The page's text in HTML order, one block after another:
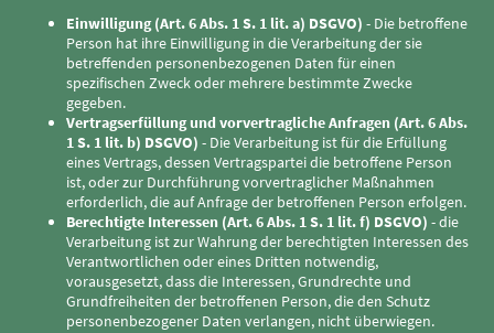
Einwilligung (Art. 6 Abs. 1 S. 1 lit. a) DSGVO) - Die betroffene
Person hat ihre Einwilligung in die Verarbeitung der sie
betreffenden personenbezogenen Daten für einen
spezifischen Zweck oder mehrere bestimmte Zwecke
gegeben.
Vertragserfüllung und vorvertragliche Anfragen (Art. 6 Abs.
1 S. 1 lit. b) DSGVO) - Die Verarbeitung ist für die Erfüllung
eines Vertrags, dessen Vertragspartei die betroffene Person
ist, oder zur Durchführung vorvertraglicher Maßnahmen
erforderlich, die auf Anfrage der betroffenen Person erfolgen.
Berechtigte Interessen (Art. 6 Abs. 1 S. 1 lit. f) DSGVO) - die
Verarbeitung ist zur Wahrung der berechtigten Interessen des
Verantwortlichen oder eines Dritten notwendig,
vorausgesetzt, dass die Interessen, Grundrechte und
Grundfreiheiten der betroffenen Person, die den Schutz
personenbezogener Daten verlangen, nicht überwiegen.